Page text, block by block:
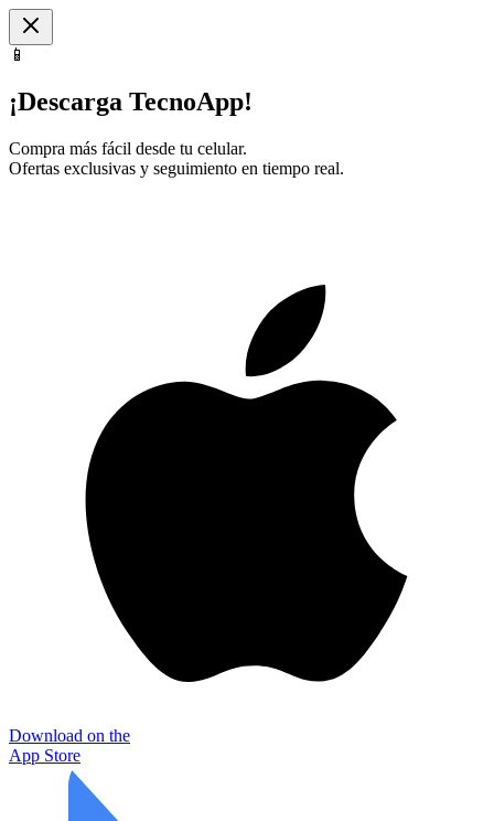
📱
¡Descarga TecnoApp!
Compra más fácil desde tu celular.
Ofertas exclusivas y seguimiento en tiempo real.
Download on the
App Store